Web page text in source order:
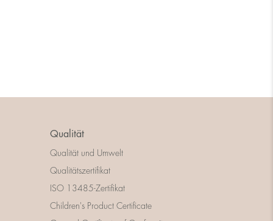
Qualität
Qualität und Umwelt
Qualitätszertifikat
ISO 13485-Zertifikat
Children's Product Certificate